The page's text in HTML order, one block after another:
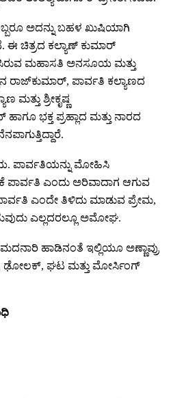
ಅದನ್ನು ಬಹಳ ಖುಷಿಯಾಗಿ
ಈ ಚಿತ್ರದ ಕಲ್ಯಾಣ್ ಕುಮಾರ್
ಮಹಾಸತಿ ಅನಸೂಯ ಮತ್ತು
ರಾಜ್‍ಕುಮಾರ್, ಪಾರ್ವತಿ ಕಲ್ಯಾಣದ
ಶ್ರೀಕೃಷ್ಣ
ಹಾಗೂ ಭಕ್ತ ಪ್ರಹ್ಲಾದ ಮತ್ತು ನಾರದ
ಪಾರ್ವತಿಯನ್ನು ಮೋಹಿಸಿ
ಪಾರ್ವತಿ ಎಂದು ಅರಿವಾದಾಗ ಆಗುವ
ಎಂದೇ ತಿಳಿದು ಮಾಡುವ ಪ್ರೇಮ,
ಎಲ್ಲದರಲ್ಲೂ ಅಮೋಘ.
ಹಾಡಿನಂತೆ ಇಲ್ಲಿಯೂ ಅಣ್ಣಾವ್ರು
ಢೋಲಕ್, ಘಟ ಮತ್ತು ಮೋರ್ಸಿಂಗ್